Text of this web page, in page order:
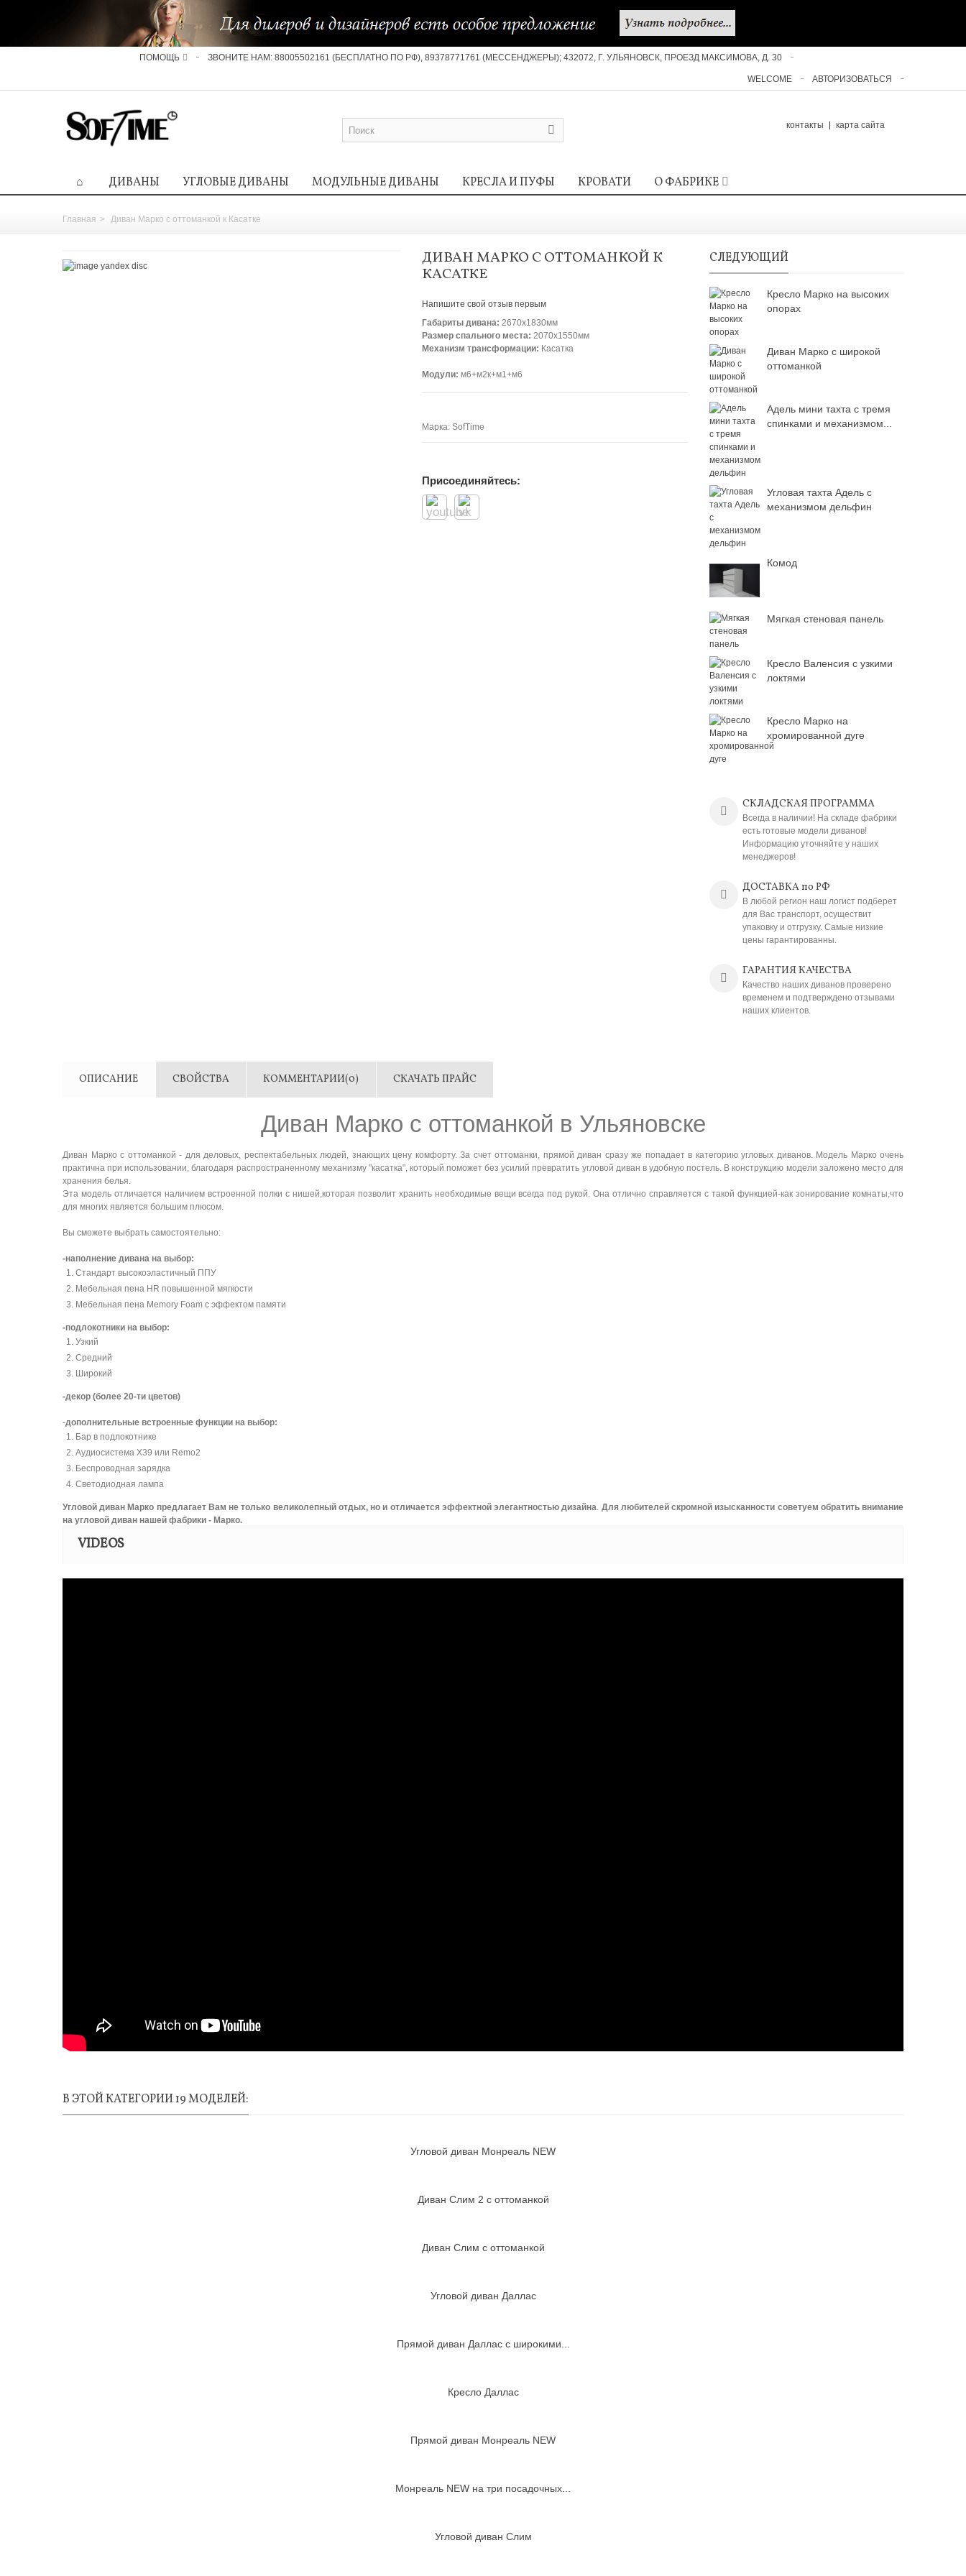
ЗВОНИТЕ НАМ: 88005502161 (БЕСПЛАТНО ПО РФ), 89378771761 (МЕССЕНДЖЕРЫ); 432072, Г. УЛЬЯНОВСК, ПРОЕЗД МАКСИМОВА, Д. 30
ПОМОЩЬ
АВТОРИЗОВАТЬСЯ
WELCOME
контакты карта сайта
ДИВАНЫ УГЛОВЫЕ ДИВАНЫ МОДУЛЬНЫЕ ДИВАНЫ КРЕСЛА И ПУФЫ КРОВАТИ О ФАБРИКЕ
Главная > Диван Марко с оттоманкой к Касатке
ДИВАН МАРКО С ОТТОМАНКОЙ К
КАСАТКЕ
Напишите свой отзыв первым
Габариты дивана: 2670х1830мм
Размер спального места: 2070х1550мм
Механизм трансформации: Касатка
Модули: м6+м2к+м1+м6
Марка: SofTime
Присоединяйтесь:
СЛЕДУЮЩИЙ
Кресло Марко на высоких
опорах
Диван Марко с широкой
оттоманкой
Адель мини тахта с тремя
спинками и механизмом...
Угловая тахта Адель с
механизмом дельфин
Комод
Мягкая стеновая панель
Кресло Валенсия с узкими
локтями
Кресло Марко на
хромированной дуге
СКЛАДСКАЯ ПРОГРАММА
Всегда в наличии! На складе фабрики
есть готовые модели диванов!
Информацию уточняйте у наших
менеджеров!
ДОСТАВКА по РФ
В любой регион наш логист подберет
для Вас транспорт, осуществит
упаковку и отгрузку. Самые низкие
цены гарантированны.
ГАРАНТИЯ КАЧЕСТВА
Качество наших диванов проверено
временем и подтверждено отзывами
наших клиентов.
ОПИСАНИЕ СВОЙСТВА КОММЕНТАРИИ(0) СКАЧАТЬ ПРАЙС
Диван Марко с оттоманкой в Ульяновске
Диван Марко с оттоманкой - для деловых, респектабельныхлюдей, знающих цену комфорту. За счетоттоманки, прямой диван сразу же попадает в категорию угловых диванов.Модель Марко очень
практична при использовании, благодаря распространенному механизму "касатка", который поможет без усилий превратить угловой диван в удобную постель. В конструкцию модели заложено место для
хранения белья.
Эта модель отличается наличием встроенной полки с нишей,которая позволит хранить необходимые вещи всегда под рукой. Она отлично справляется с такой функцией-как зонирование комнаты,что
для многих является большим плюсом.
Вы сможете выбрать самостоятельно:
-наполнение дивана на выбор:
Стандарт высокоэластичный ППУ
Мебельная пена HR повышенной мягкости
Мебельная пена Memory Foam с эффектом памяти
-подлокотники на выбор:
Узкий
Средний
Широкий
-декор (более 20-ти цветов)
-дополнительные встроенные функции на выбор:
Бар в подлокотнике
Аудиосистема Х39 или Remo2
Беспроводная зарядка
Светодиодная лампа
Угловой диван Марко предлагает Вам не только великолепный отдых, но и отличается эффектной элегантностью дизайна. Для любителей скромной изысканности советуем обратить внимание
на угловой диван нашей фабрики - Марко.
VIDEOS
В ЭТОЙ КАТЕГОРИИ 19 МОДЕЛЕЙ:
Угловой диван Монреаль NEW
Диван Слим 2 с оттоманкой
Диван Слим с оттоманкой
Угловой диван Даллас
Прямой диван Даллас с широкими...
Кресло Даллас
Прямой диван Монреаль NEW
Монреаль NEW на три посадочных...
Угловой диван Слим